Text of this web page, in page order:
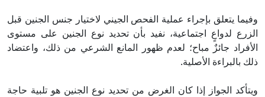
وفيما يتعلق بإجراء عملية الفحص الجيني لاختيار جنس الجنين قبل
الزرع لدواعٍ اجتماعية، نفيد بأن تحديد نوع الجنين على مستوى
الأفراد جائزٌ مباح؛ لعدم ظهور المانع الشرعي من ذلك، واعتضاد
ذلك بالبراءة الأصلية.
ويتأكد الجواز إذا كان الغرض من تحديد نوع الجنين هو تلبية حاجة